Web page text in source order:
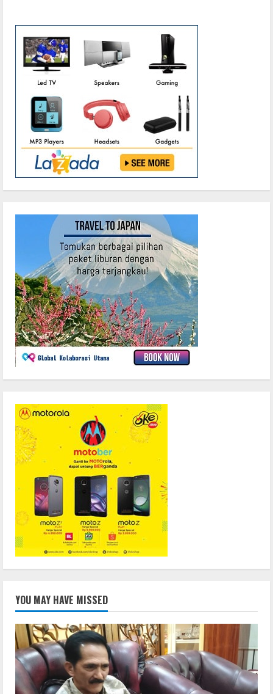
YOU MAY HAVE MISSED